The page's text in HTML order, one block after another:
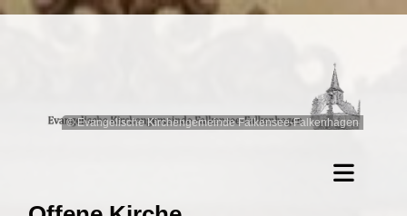
© Evangelische Kirchengemeinde Falkensee-Falkenhagen